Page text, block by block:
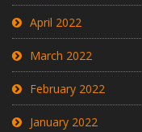
April 2022
March 2022
February 2022
January 2022